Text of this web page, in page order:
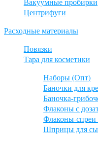
Центрифуги
Расходные материалы
Повязки
Тара для косметики
Наборы (Опт)
Баночки для
Баночка-
Флаконы с
Флаконы-спреи
Шприцы для